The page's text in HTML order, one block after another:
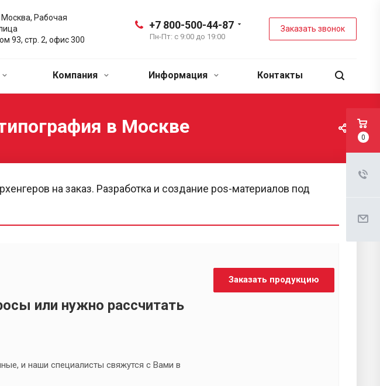
+7 800-500-44-87
Пн-Пт: с 9:00 до 19:00
Заказать звонок
Москва, Рабочая
93, стр. 2, офис 300
Компания Информация Контакты
в Москве
на заказ. Разработка и создание pos-материалов под
или нужно рассчитать
и наши специалисты свяжутся с Вами в
Заказать продукцию
0